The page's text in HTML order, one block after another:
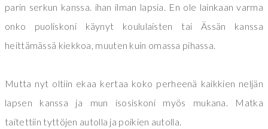
parin serkun kanssa. ihan ilman lapsia. En ole lainkaan varma
onko puoliskoni käynyt koululaisten tai Ässän kanssa
heittämässä kiekkoa, muuten kuin omassa pihassa.
Mutta nyt oltiin ekaa kertaa koko perheenä kaikkien neljän
lapsen kanssa ja mun isosiskoni myös mukana. Matka
taitettiin tyttöjen autolla ja poikien autolla.